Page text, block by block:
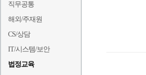
직무공통
해외/주재원
CS/상담
IT/시스템/보안
법정교육